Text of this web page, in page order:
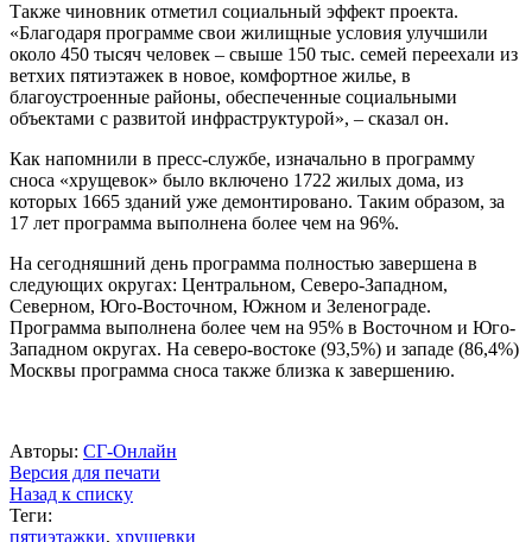
Также чиновник отметил социальный эффект проекта.
«Благодаря программе свои жилищные условия улучшили
около 450 тысяч человек – свыше 150 тыс. семей переехали из
ветхих пятиэтажек в новое, комфортное жилье, в
благоустроенные районы, обеспеченные социальными
объектами с развитой инфраструктурой», – сказал он.
Как напомнили в пресс-службе, изначально в программу
сноса «хрущевок» было включено 1722 жилых дома, из
которых 1665 зданий уже демонтировано. Таким образом, за
17 лет программа выполнена более чем на 96%.
На сегодняшний день программа полностью завершена в
следующих округах: Центральном, Северо-Западном,
Северном, Юго-Восточном, Южном и Зеленограде.
Программа выполнена более чем на 95% в Восточном и Юго-
Западном округах. На северо-востоке (93,5%) и западе (86,4%)
Москвы программа сноса также близка к завершению.
Авторы: СГ-Онлайн
Версия для печати
Назад к списку
Теги:
пятиэтажки, хрущевки